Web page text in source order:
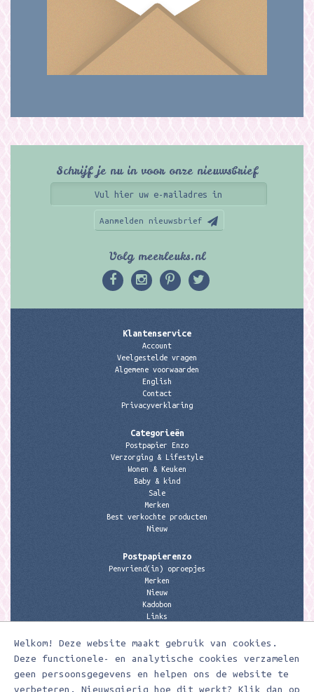
Welkom! Deze website maakt gebruik van cookies.
Deze functionele- en analytische cookies verzamelen
geen persoonsgegevens en helpen ons de website te
verbeteren. Nieuwsgierig hoe dit werkt? Klik dan op
Schrijf je nu in voor onze nieuwsbrief
Aanmelden nieuwsbrief
Volg meerleuks.nl
Klantenservice
Account
Veelgestelde vragen
Algemene voorwaarden
English
Contact
Privacyverklaring
Categorieën
Postpapier Enzo
Verzorging & Lifestyle
Wonen & Keuken
Baby & kind
Sale
Merken
Best verkochte producten
Nieuw
Postpapierenzo
Penvriend(in) oproepjes
Merken
Nieuw
Kadobon
Links
Contactgegevens
Meerleuks
anita@meerleuks.nl
06 – 107 163 36